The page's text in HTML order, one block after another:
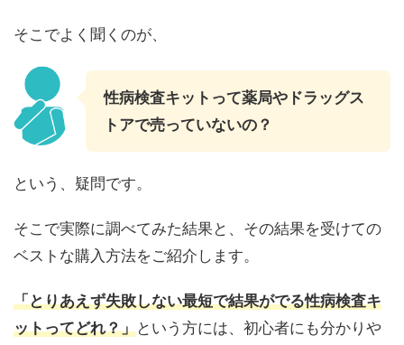
そこでよく聞くのが、
性病検査キットって薬局やドラッグス
トアで売っていないの？
という、疑問です。
そこで実際に調べてみた結果と、その結果を受けての
ベストな購入方法をご紹介します。
「とりあえず失敗しない最短で結果がでる性病検査キ
ットってどれ？」という方には、初心者にも分かりや